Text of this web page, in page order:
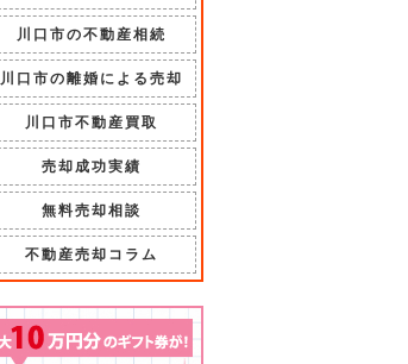
川口市の不動産相続
川口市の離婚による売却
川口市不動産買取
売却成功実績
無料売却相談
不動産売却コラム